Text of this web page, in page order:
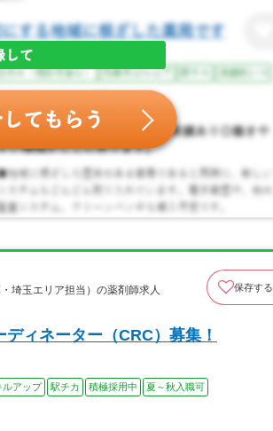
埼玉エリア担当）の薬剤師求人
保存する
ィネーター（CRC）募集！
ルアップ 駅チカ 積極採用中
夏～秋入職可